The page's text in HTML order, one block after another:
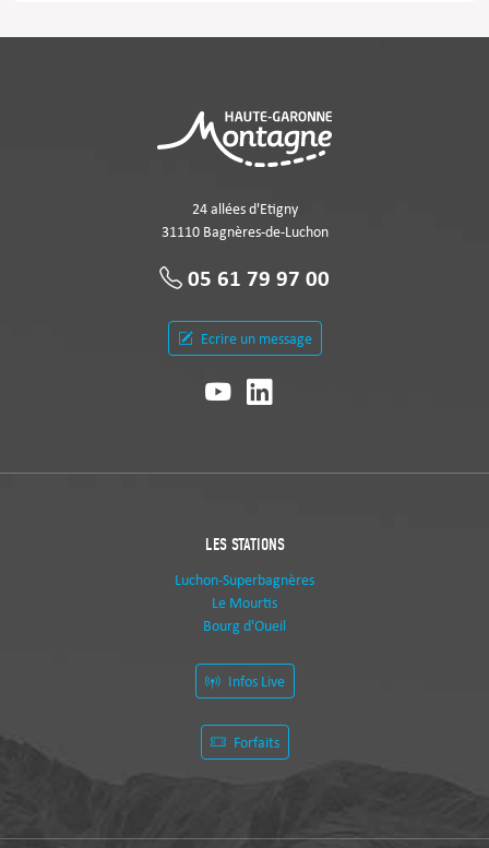
24 allées d'Etigny
31110 Bagnères-de-Luchon
05 61 79 97 00
Ecrire un message
LES STATIONS
Luchon-Superbagnères
Le Mourtis
Bourg d'Oueil
Infos Live
Forfaits